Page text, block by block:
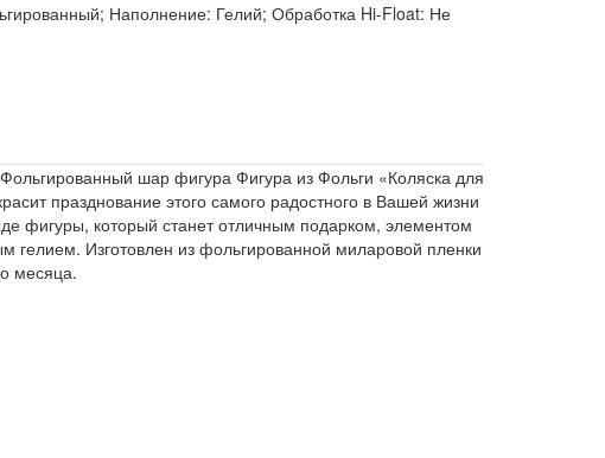
Наполнение: Гелий; Обработка Hi-Float: Не
шар фигура Фигура из Фольги «Коляска для
празднование этого самого радостного в Вашей жизни
фигуры, который станет отличным подарком, элементом
Изготовлен из фольгированной миларовой пленки
месяца.